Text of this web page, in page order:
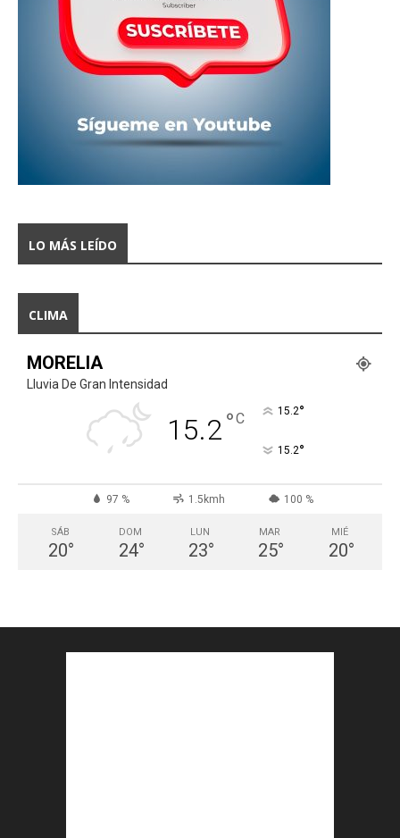
LO MÁS LEÍDO
CLIMA
MORELIA
Lluvia De Gran Intensidad
15.2°C 15.2°
15.2°
97 % 1.5kmh 100 %
SÁB
20°
DOM
24°
LUN
23°
MAR
25°
MIÉ
20°